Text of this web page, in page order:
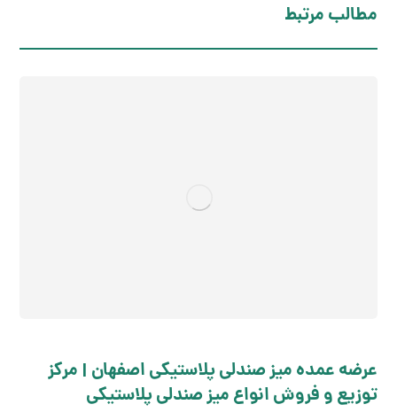
مطالب مرتبط
عرضه عمده میز صندلی پلاستیکی اصفهان | مرکز
توزیع و فروش انواع میز صندلی پلاستیکی